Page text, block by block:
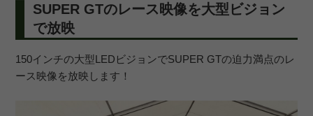
SUPER GTのレース映像を大型ビジョン
で放映
150インチの大型LEDビジョンでSUPER GTの迫力満点のレ
ース映像を放映します！